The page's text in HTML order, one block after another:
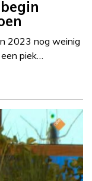
2023 nog weinig
piek…